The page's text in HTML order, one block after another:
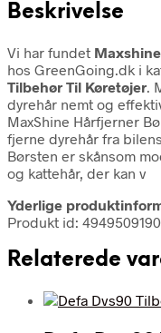
Beskrivelse
Vi har fundet
hos GreenGoing.dk i
Tilbehør Til Køretøjer.
dyrehår nemt og
MaxShine Hårfjerner
fjerne dyrehår fra
Børsten er skånsom
og kattehår, der kan v
Yderlige
Produkt id:
Relaterede